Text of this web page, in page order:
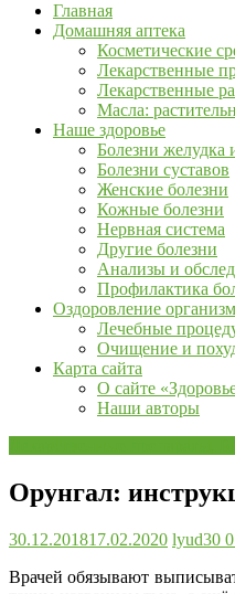
лечении
заболеваний.
современных
народных
заготовки
лечебных
трав,
многое
Главная
Домашняя аптека
Косметические
Лекарственные
Лекарственные
Масла:
Наше здоровье
Болезни желудка
Болезни суставов
Женские болезни
Кожные болезни
Нервная система
Другие болезни
Анализы и
Профилактика
Оздоровление
Лечебные
Очищение и
Карта сайта
О сайте
Наши авторы
Орунгал:
30.12.201817.02.2020 lyud30
Врачей обязывают